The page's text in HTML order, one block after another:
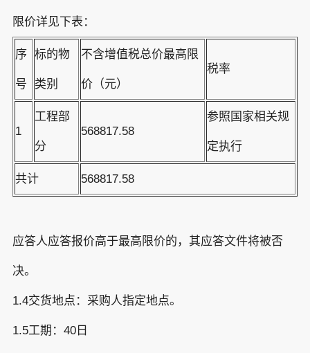
限价详见下表：
序
号
标的物
类别
不含增值税总价最高限
价（元）
税率
1
工程部
分
568817.58
参照国家相关规
定执行
共计 568817.58
应答人应答报价高于最高限价的，其应答文件将被否
决。
1.4交货地点：采购人指定地点。
1.5工期：40日